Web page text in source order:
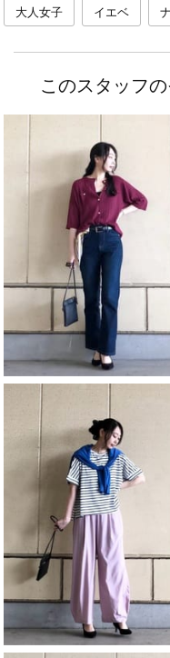
大人女子 イエベ
このスタッフ